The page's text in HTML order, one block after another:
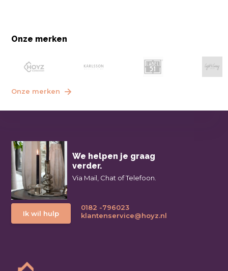
Onze merken
Onze merken
We helpen je graag
verder.
Via Mail, Chat of Telefoon.
Ik wil hulp
0182 -796023
klantenservice@hoyz.nl